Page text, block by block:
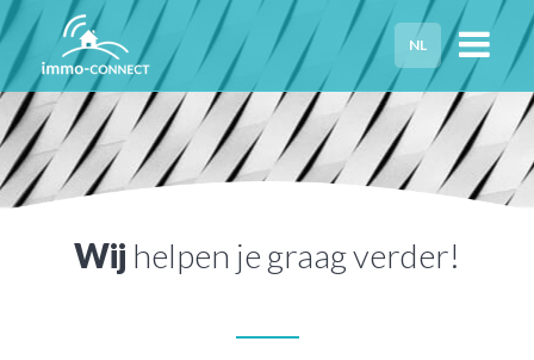
NL
HOME
PRIVACY
Wij helpen je graag verder!